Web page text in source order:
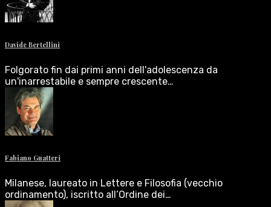
Davide Bertellini
Folgorato fin dai primi anni dell'adolescenza da
un'inarrestabile e sempre crescente…
Fabiano Guatteri
Milanese, laureato in Lettere e Filosofia (vecchio
ordinamento), iscritto all’Ordine dei…